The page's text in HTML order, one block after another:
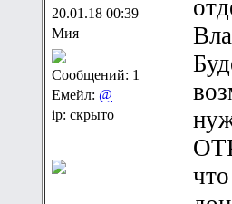
20.01.18 00:39
Мия
Сообщений: 1
Емейл: @
ip: скрыто